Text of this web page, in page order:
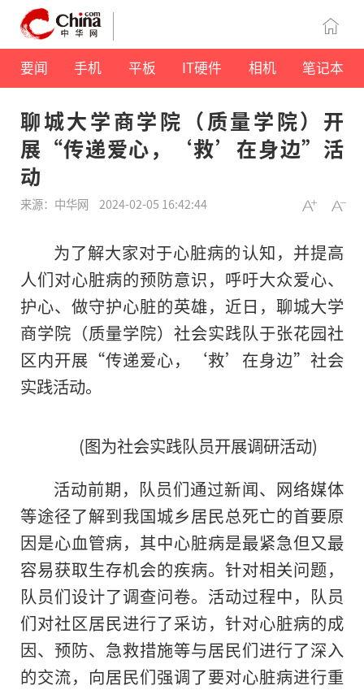
要闻 手机 平板 IT硬件 相机 笔记本
聊城大学商学院（质量学院）开
展“传递爱心，‘救’在身边”活
动
来源：中华网 2024-02-05 16:42:44
为了解大家对于心脏病的认知，并提高
人们对心脏病的预防意识，呼吁大众爱心、
护心、做守护心脏的英雄， 近日，聊城大学
商学院（质量学院）社会实践队于张花园社
区内开展“传递爱心，‘救’在身边”社会
实践活动。
(图为社会实践队员开展调研活动)
活动前期，队员们通过新闻、网络媒体
等途径了解到我国城乡居民总死亡的首要原
因是心血管病，其中心脏病是最紧急但又最
容易获取生存机会的疾病。针对相关问题，
队员们设计了调查问卷。活动过程中，队员
们对社区居民进行了采访，针对心脏病的成
因、预防、急救措施等与居民们进行了深入
的交流，向居民们强调了要对心脏病进行重